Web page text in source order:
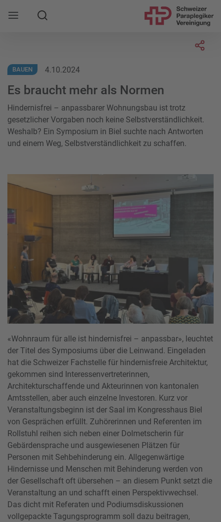
Mobile Navigation öffnen
Suche
BAUEN 4.10.2024
Es braucht mehr als Normen
Hindernisfrei – anpassbarer Wohnungsbau ist trotz
gesetzlicher Vorgaben noch keine Selbstverständlichkeit.
Weshalb? Ein Symposium in Biel suchte nach Antworten
und einem Weg, Selbstverständlichkeit zu schaffen.
«Wohnraum für alle ist hindernisfrei – anpassbar», leuchtet
der Titel des Symposiums über die Leinwand. Eingeladen
hat die Schweizer Fachstelle für hindernisfreie Architektur,
gekommen sind Interessenvertreterinnen,
Architekturschaffende und Akteurinnen von kantonalen
Amtsstellen, aber auch einzelne Investoren. Kurz vor
Veranstaltungsbeginn ist der Saal im Kongresshaus Biel
von Gesprächen erfüllt. Zuhörerinnen und Referenten im
Rollstuhl reihen sich neben einer Dolmetscherin für
Gebärdensprache und ausgewiesenen Plätzen für
Personen mit Sehbehinderung ein. Allgegenwärtige
Hindernisse und Menschen mit Behinderung werden von
der Gesellschaft oft übersehen – an diesem Punkt setzt die
Veranstaltung an und schafft einen Perspektivwechsel.
Das dicht mit Referaten und Podiumsdiskussionen
vollgepackte Tagungsprogramm soll dazu beitragen,